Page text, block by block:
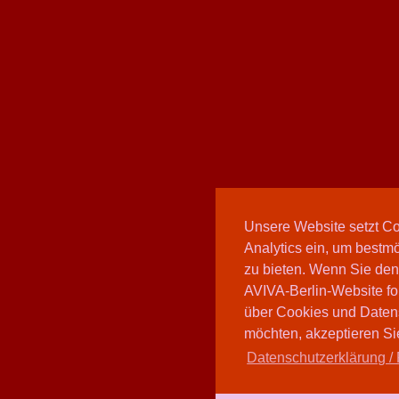
Unsere Website setzt
Analytics ein, um
zu bieten. Wenn Sie
AVIVA-Berlin-Website
über Cookies und
möchten, akzeptieren
Datenschutzerklärung /